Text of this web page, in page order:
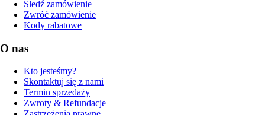
Śledź zamówienie
Zwróć zamówienie
Kody rabatowe
O nas
Kto jesteśmy?
Skontaktuj się z nami
Termin sprzedaży
Zwroty & Refundacje